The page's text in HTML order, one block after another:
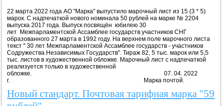
22 марта 2022 года АО "Марка" выпустило марочный лист из 15 (3 * 5)
марок. С надпечаткой нового номинала 50 рублей на марке № 2204
выпуска 2017 года. Выпуск посвящён юбилею 30
лет Межпарламентской Ассамблее государств участников СНГ
образованного 27 марта в 1992 году. На верхнем поле марочного листа
текст " 30 лет Межпарламентской Ассамблее государств - участников
Содружества Независимых Государств". Тираж 82, 5 тыс. марок или 5,5
тыс. листов в художественной обложке. Марочный лист с надпечаткой
реализуется только в художественной
обложке. 07. 04. 2022
г. Марка почтой.
Новый стандарт. Почтовая тарифная марка "59